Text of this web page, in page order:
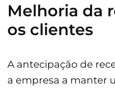
Melhoria da
os clientes
A antecipação de
a empresa a manter